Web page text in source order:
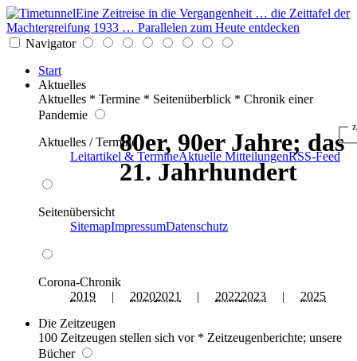
Eine Zeitreise in die Vergangenheit … die Zeittafel der
Machtergreifung 1933 … Parallelen zum Heute entdecken
Navigator
Start
Aktuelles
Aktuelles * Termine * Seitenüberblick * Chronik einer
Pandemie
Aktuelles / Termine
Leitartikel & TermineAktuelle MitteilungenRSS-Feed
Seitenübersicht
SitemapImpressumDatenschutz
Corona-Chronik
2019 | 20202021 | 20222023 | 2025
Die Zeitzeugen
100 Zeitzeugen stellen sich vor * Zeitzeugenberichte; unsere
Bücher
80er, 90er Jahre; das
21. Jahrhundert